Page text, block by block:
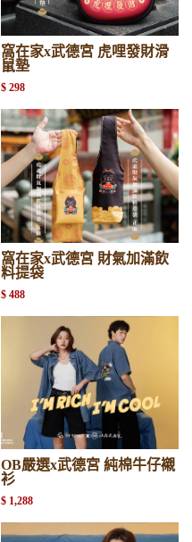
窩在家x武德宮 虎哩發財滑
鼠墊
$ 298
窩在家x武德宮 財氣加滿飲
料提袋
$ 488
OB嚴選x武德宮 純棉牛仔襯
衫
$ 1,288